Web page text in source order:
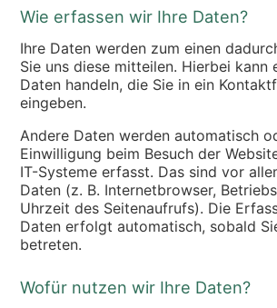
Wie erfassen wir Ihre Daten?
Ihre Daten werden zum einen
Sie uns diese mitteilen. Hierbei kann
Daten handeln, die Sie in ein
eingeben.
Andere Daten werden automatisch
Einwilligung beim Besuch der
IT-Systeme erfasst. Das sind vor
Daten (z. B. Internetbrowser,
Uhrzeit des Seitenaufrufs). Die
Daten erfolgt automatisch, sobald
betreten.
Wofür nutzen wir Ihre Daten?